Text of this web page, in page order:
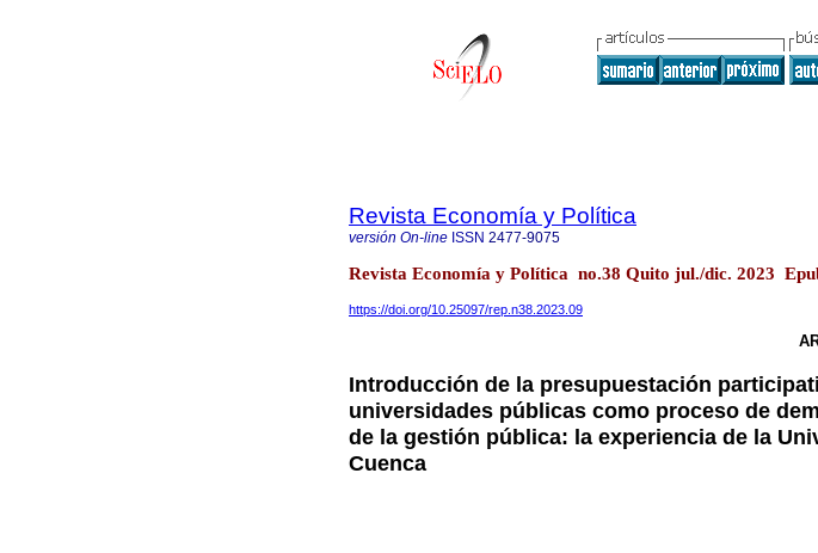
Revista Economía y Política
versión On-line ISSN 2477-9075
Revista Economía y Política no.38 Quito jul./dic. 2023
https://doi.org/10.25097/rep.n38.2023.09
Introducción de la presupuestación
universidades públicas como proceso de
de la gestión pública: la experiencia de la
Cuenca